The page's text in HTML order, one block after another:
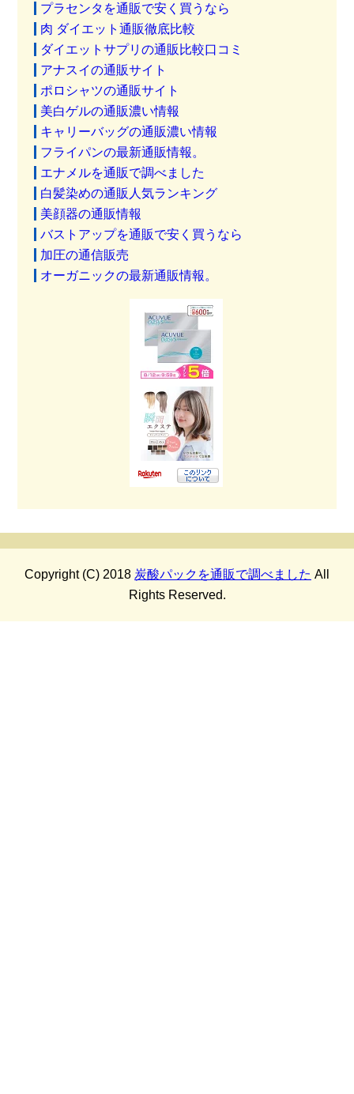
プラセンタを通販で安く買うなら
肉 ダイエット通販徹底比較
ダイエットサプリの通販比較口コミ
アナスイの通販サイト
ポロシャツの通販サイト
美白ゲルの通販濃い情報
キャリーバッグの通販濃い情報
フライパンの最新通販情報。
エナメルを通販で調べました
白髪染めの通販人気ランキング
美顔器の通販情報
バストアップを通販で安く買うなら
加圧の通信販売
オーガニックの最新通販情報。
Copyright (C) 2018 炭酸パックを通販で調べました All
Rights Reserved.